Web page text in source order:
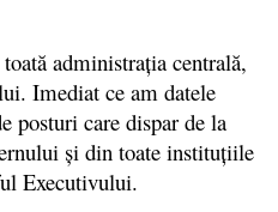
administraţia centrală,
Imediat ce am datele
posturi care dispar de la
şi din toate instituţiile
Executivului.